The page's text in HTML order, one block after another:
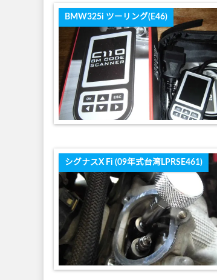
BMW325i ツーリング(E46)
シグナスX Fi (09年式台湾LPRSE461)